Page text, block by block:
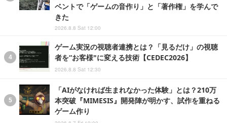
ベントで「ゲームの音作り」と「著作権」を学んで
きた
2026.8.8 Sat 12:00
ゲーム実況の視聴者連携とは？「見るだけ」の視聴
者を“お客様"に変える技術【CEDEC2026】
2026.8.8 Sat 12:30
「AIがなければ生まれなかった体験」とは？210万
本突破『MIMESIS』開発陣が明かす、試作を重ねる
ゲーム作り